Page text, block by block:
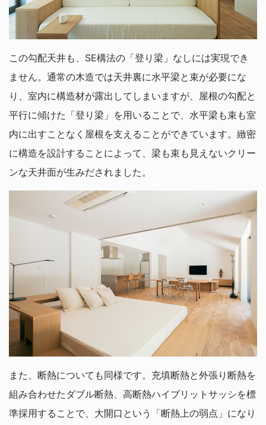
この勾配天井も、SE構法の「登り梁」なしには実現でき
ません。通常の木造では天井裏に水平梁と束が必要にな
り、室内に構造材が露出してしまいますが、屋根の勾配と
平行に傾けた「登り梁」を用いることで、水平梁も束も室
内に出すことなく屋根を支えることができています。緻密
に構造を設計することによって、梁も束も見えないクリー
ンな天井面が生みだされました。
また、断熱についても同様です。充填断熱と外張り断熱を
組み合わせたダブル断熱、高断熱ハイブリットサッシを標
準採用することで、大開口という「断熱上の弱点」になり